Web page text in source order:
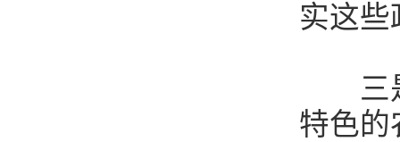
实这些
三是
特色的